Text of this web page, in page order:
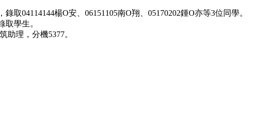
取04114144楊O安、06151105南O翔、05170202鍾O亦等3位同學。
取學生。
助理，分機5377。